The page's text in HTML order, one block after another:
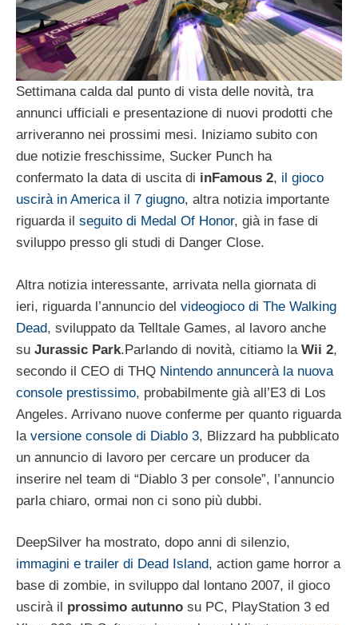
Settimana calda dal punto di vista delle novità, tra
annunci ufficiali e presentazione di nuovi prodotti che
arriveranno nei prossimi mesi. Iniziamo subito con
due notizie freschissime, Sucker Punch ha
confermato la data di uscita di inFamous 2, il gioco
uscirà in America il 7 giugno, altra notizia importante
riguarda il seguito di Medal Of Honor, già in fase di
sviluppo presso gli studi di Danger Close.
Altra notizia interessante, arrivata nella giornata di
ieri, riguarda l’annuncio del videogioco di The Walking
Dead, sviluppato da Telltale Games, al lavoro anche
su Jurassic Park.Parlando di novità, citiamo la Wii 2,
secondo il CEO di THQ Nintendo annuncerà la nuova
console prestissimo, probabilmente già all’E3 di Los
Angeles. Arrivano nuove conferme per quanto riguarda
la versione console di Diablo 3, Blizzard ha pubblicato
un annuncio di lavoro per cercare un producer da
inserire nel team di “Diablo 3 per console”, l’annuncio
parla chiaro, ormai non ci sono più dubbi.
DeepSilver ha mostrato, dopo anni di silenzio,
immagini e trailer di Dead Island, action game horror a
base di zombie, in sviluppo dal lontano 2007, il gioco
uscirà il prossimo autunno su PC, PlayStation 3 ed